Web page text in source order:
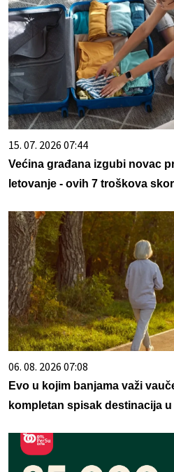
15. 07. 2026 07:44
Većina građana izgubi novac
letovanje - ovih 7 troškova
06. 08. 2026 07:08
Evo u kojim banjama važi
kompletan spisak destinacija